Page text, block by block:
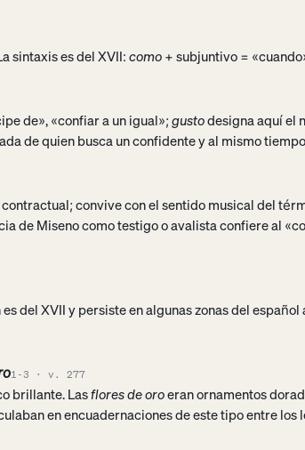
sintaxis es del XVII: como + subjuntivo =
de», «confiar a un igual»;gustodesigna aquí el
de quien busca un confidente y al mismo
convive con el sentido musical del
de Miseno como testigo o avalista confiere al
del XVII y persiste en algunas zonas del
1-3 · v. 277
brillante. Lasflores de oroeran ornamentos
en encuadernaciones de este tipo entre los